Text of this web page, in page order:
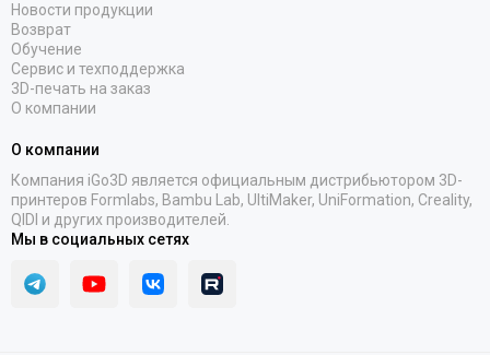
Новости продукции
Возврат
Обучение
Сервис и техподдержка
3D-печать на заказ
О компании
О компании
Компания iGo3D является официальным дистрибьютором 3D-
принтеров Formlabs, Bambu Lab, UltiMaker, UniFormation, Creality,
QIDI и других производителей.
Мы в социальных сетях